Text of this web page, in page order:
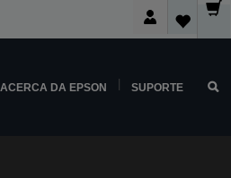
ACERCA DA EPSON SUPORTE